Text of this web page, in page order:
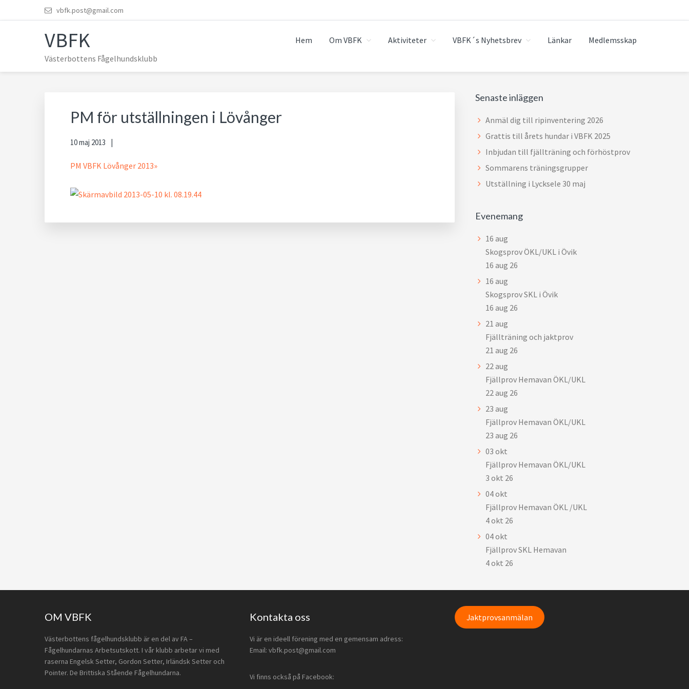
till
huvudnavigering
till
huvudinnehåll
till
till
vbfk.post@gmail.com
VBFK
Västerbottens Fågelhundsklubb
Hem Om VBFK Aktiviteter VBFK´s Nyhetsbrev Länkar Medlemsskap
PM för utställningen i Lövånger
10 maj 2013
PM VBFK Lövånger 2013»
Primärt
sidofält
Senaste inläggen
Anmäl dig till ripinventering 2026
Grattis till årets hundar i VBFK 2025
Inbjudan till fjällträning och förhöstprov
Sommarens träningsgrupper
Utställning i Lycksele 30 maj
Evenemang
16 aug
Skogsprov ÖKL/UKL i Övik
16 aug 26
16 aug
Skogsprov SKL i Övik
16 aug 26
21 aug
Fjällträning och jaktprov
21 aug 26
22aug
Fjällprov Hemavan ÖKL/UKL
22 aug 26
23 aug
Fjällprov Hemavan ÖKL/UKL
23 aug 26
03 okt
Fjällprov Hemavan ÖKL/UKL
3 okt 26
04okt
Fjällprov Hemavan ÖKL /UKL
4 okt 26
04okt
Fjällprov SKL Hemavan
4 okt 26
FooterOM VBFK
Västerbottens fågelhundsklubb är en del av FA –
Fågelhundarnas Arbetsutskott. I vår klubb arbetar vi med
raserna Engelsk Setter, Gordon Setter, Irländsk Setter och
Pointer. De Brittiska Stående Fågelhundarna.
Kontakta oss
Vi är en ideell förening med en gemensam adress:
Email: vbfk.post@gmail.com
Vi finns också på Facebook:
Jaktprovsanmälan